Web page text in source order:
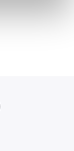
annonserna
om. Det
göra